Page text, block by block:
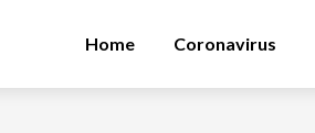
Home Coronavirus